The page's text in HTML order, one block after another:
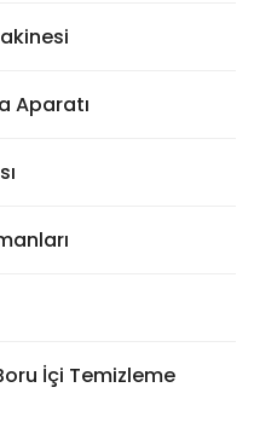
Aparatı
İçi Temizleme